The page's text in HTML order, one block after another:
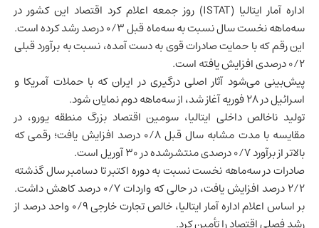
اداره آمار ایتالیا (ISTAT) روز جمعه اعلام کرد اقتصاد این کشور در
سه‌ماهه نخست سال نسبت به سه‌ماه قبل ۰/۳ درصد رشد کرده است.
این رقم که با حمایت صادرات قوی به دست آمده، نسبت به برآورد قبلی
۰/۲ درصدی افزایش یافته است.
پیش‌بینی می‌شود آثار اصلی درگیری در ایرانکه با حملات آمریکا و
اسرائیل در ۲۸ فوریه آغاز شد، از سه‌ماهه دوم نمایان شود.
تولید ناخالص داخلی ایتالیا، سومین اقتصاد بزرگ منطقه یورو، در
مقایسه با مدت مشابه سال قبل ۰/۸ درصد افزایش یافت؛ رقمی که
بالاتر از برآورد ۰/۷ درصدی منتشرشده در ۳۰ آوریل است.
صادرات در سه‌ماهه نخست نسبت به دوره اکتبر تا دسامبر سال گذشته
۲/۲ درصد افزایش یافت، در حالی که واردات ۰/۷ درصد کاهش داشت.
بر اساس اعلام اداره آمار ایتالیا، خالص تجارت خارجی ۰/۹ واحد درصد از
رشد فصلی اقتصاد را تأمین کرد.